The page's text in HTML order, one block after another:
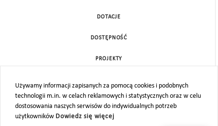
Używamy informacji zapisanych za pomocą cookies i podobnych
technologii m.in. w celach reklamowych i statystycznych oraz w celu
dostosowania naszych serwisów do indywidualnych potrzeb
użytkowników Dowiedz się więcej
DOTACJE
DOSTĘPNOŚĆ
PROJEKTY
MAPA STRONY